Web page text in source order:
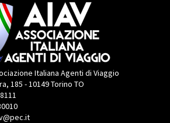
Italiana Agenti di Viaggio
185 - 10149 Torino TO